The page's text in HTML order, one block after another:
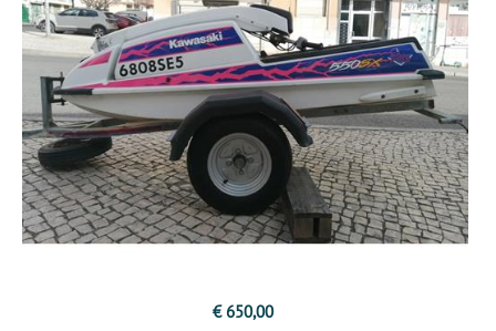
€ 650,00